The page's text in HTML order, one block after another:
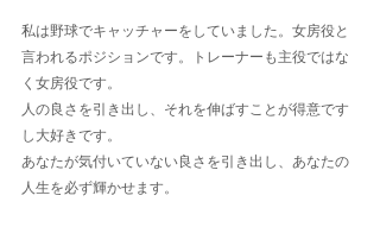
私は野球でキャッチャーをしていました。女房役と
言われるポジションです。トレーナーも主役ではな
く女房役です。
人の良さを引き出し、それを伸ばすことが得意です
し大好きです。
あなたが気付いていない良さを引き出し、あなたの
人生を必ず輝かせます。